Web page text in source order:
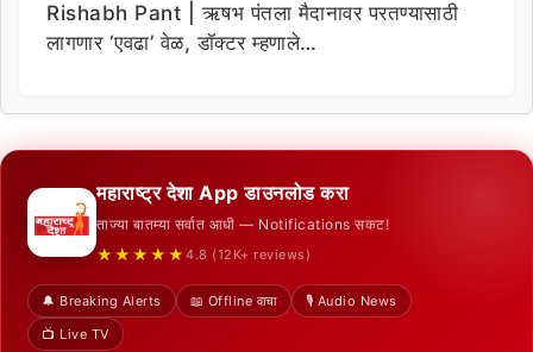
Rishabh Pant | ऋषभ पंतला मैदानावर परतण्यासाठी
लागणार ‘एवढा’ वेळ, डॉक्टर म्हणाले…
महाराष्ट्र देशा App डाउनलोड करा
ताज्या बातम्या सर्वात आधी — Notifications सकट!
★★★★★ 4.8 (12K+ reviews)
🔔 Breaking Alerts 📖 Offline वाचा
🎙️ Audio News
📺 Live TV